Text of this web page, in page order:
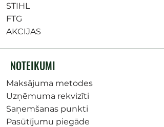
STIHL
FTG
AKCIJAS
NOTEIKUMI
Maksājuma metodes
Uzņēmuma rekvizīti
Saņemšanas punkti
Pasūtījumu piegāde